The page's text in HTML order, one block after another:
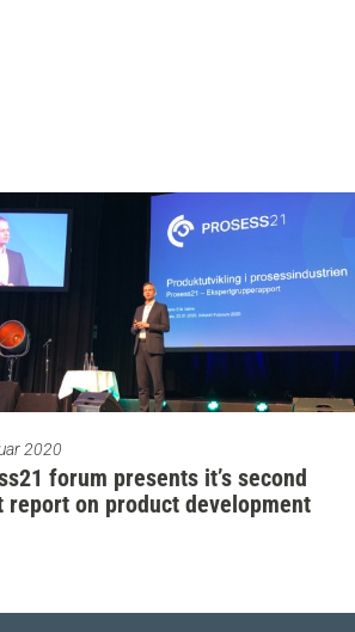
2020
forum presents it’s second
report on product development